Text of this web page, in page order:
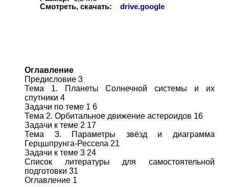
Смотреть, скачать:
drive.google
Оглавление
Предисловие 3
Тема 1. Планеты Солнечной системы и их
спутники 4
Задачи по теме 1 6
Тема 2. Орбитальное движение астероидов 16
Задачи к теме 2 17
Тема 3. Параметры звёзд и диаграмма
Герцшпрунга-Рессела 21
Задачи к теме 3 24
Список литературы для самостоятельной
подготовки 31
Оглавление 1